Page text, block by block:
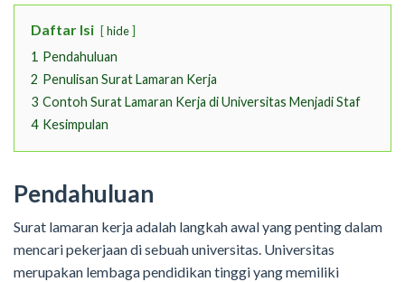
Daftar Isi hide
1 Pendahuluan
2 Penulisan Surat Lamaran Kerja
3 Contoh Surat Lamaran Kerja di Universitas Menjadi Staf
4 Kesimpulan
Pendahuluan
Surat lamaran kerja adalah langkah awal yang penting dalam
mencari pekerjaan di sebuah universitas. Universitas
merupakan lembaga pendidikan tinggi yang memiliki